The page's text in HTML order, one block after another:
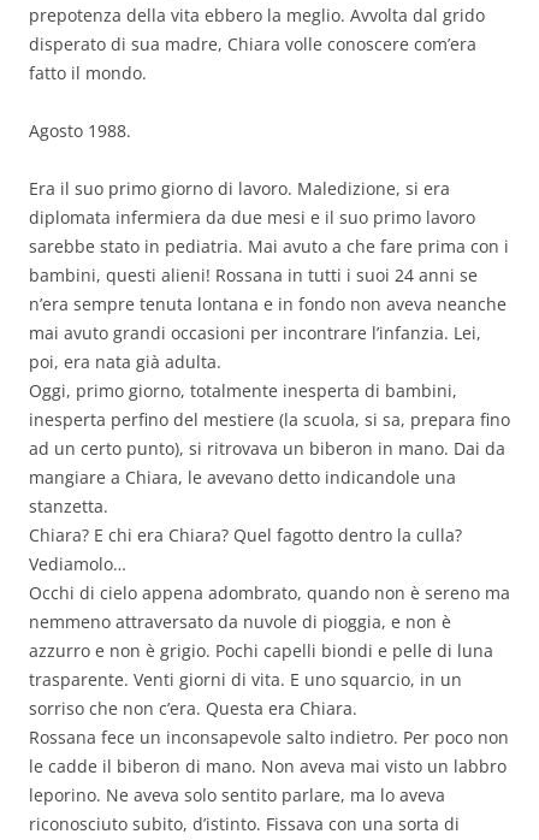
prepotenza della vita ebbero la meglio. Avvolta dal grido
disperato di sua madre, Chiara volle conoscere com’era
fatto il mondo.
Agosto 1988.
Era il suo primo giorno di lavoro. Maledizione, si era
diplomata infermiera da due mesi e il suo primo lavoro
sarebbe stato in pediatria. Mai avuto a che fare prima con i
bambini, questi alieni! Rossana in tutti i suoi 24 anni se
n’era sempre tenuta lontana e in fondo non aveva neanche
mai avuto grandi occasioni per incontrare l’infanzia. Lei,
poi, era nata già adulta.
Oggi, primo giorno, totalmente inesperta di bambini,
inesperta perfino del mestiere (la scuola, si sa, prepara fino
ad un certo punto), si ritrovava un biberon in mano. Dai da
mangiare a Chiara, le avevano detto indicandole una
stanzetta.
Chiara? E chi era Chiara? Quel fagotto dentro la culla?
Vediamolo…
Occhi di cielo appena adombrato, quando non è sereno ma
nemmeno attraversato da nuvole di pioggia, e non è
azzurro e non è grigio. Pochi capelli biondi e pelle di luna
trasparente. Venti giorni di vita. E uno squarcio, in un
sorriso che non c’era. Questa era Chiara.
Rossana fece un inconsapevole salto indietro. Per poco non
le cadde il biberon di mano. Non aveva mai visto un labbro
leporino. Ne aveva solo sentito parlare, ma lo aveva
riconosciuto subito, d’istinto. Fissava con una sorta di